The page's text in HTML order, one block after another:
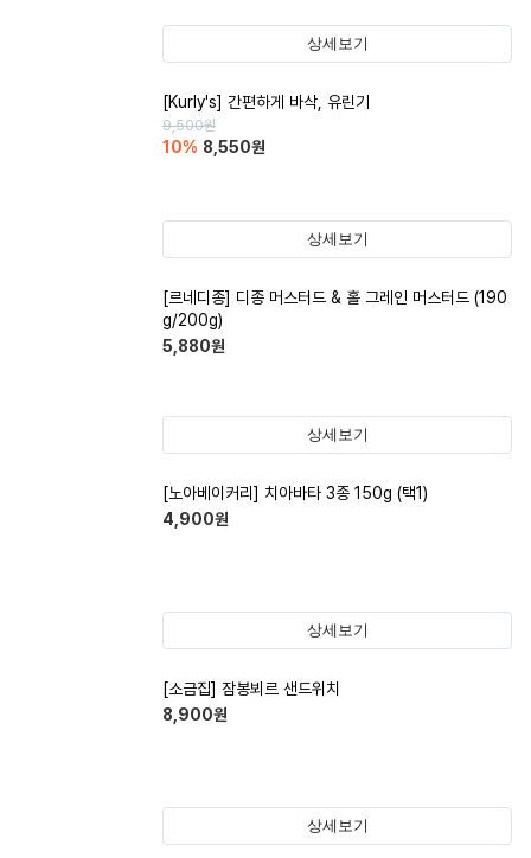
상세보기
[Kurly's] 간편하게 바삭, 유린기
9,500원
10% 8,550원
상세보기
[르네디종] 디종 머스터드 & 홀 그레인 머스터드 (190
g/200g)
5,880원
상세보기
[노아베이커리] 치아바타 3종 150g (택1)
4,900원
상세보기
[소금집] 잠봉뵈르 샌드위치
8,900원
상세보기